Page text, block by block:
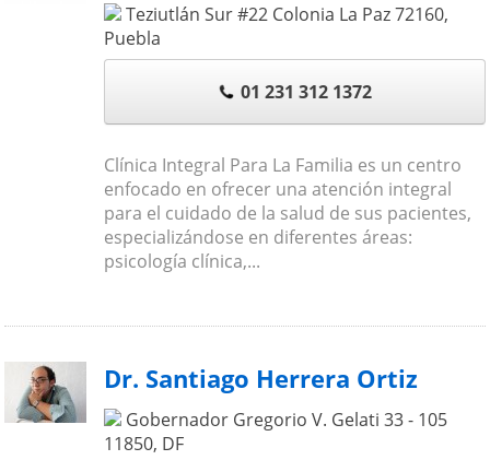
Teziutlán Sur #22 Colonia La Paz 72160,
Puebla
01 231 312 1372
Clínica Integral Para La Familia es un centro
enfocado en ofrecer una atención integral
para el cuidado de la salud de sus pacientes,
especializándose en diferentes áreas:
psicología clínica,...
Dr. Santiago Herrera Ortiz
Gobernador Gregorio V. Gelati 33 - 105
11850, DF